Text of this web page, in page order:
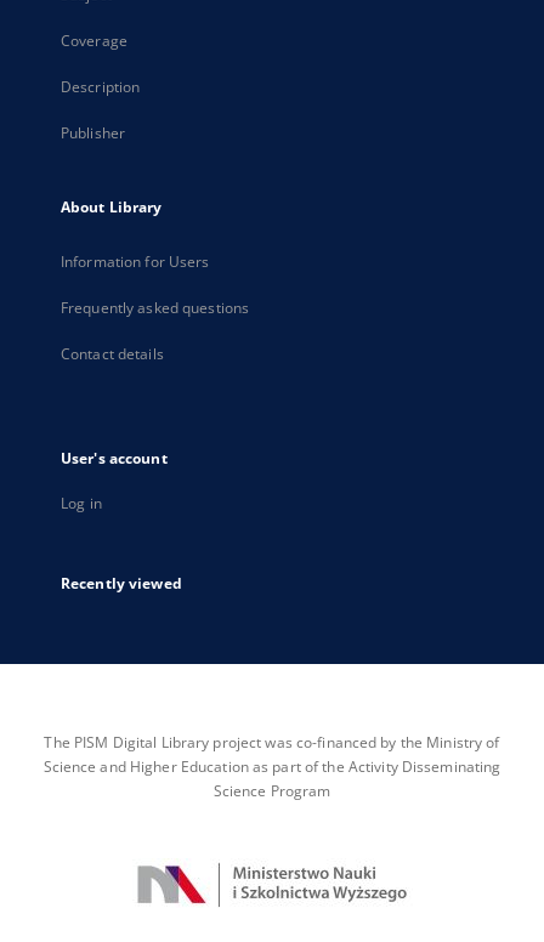
Coverage
Description
Publisher
About Library
Information for Users
Frequently asked questions
Contact details
User's account
Log in
Recently viewed
The PISM Digital Library project was co-financed by the Ministry of
Science and Higher Education as part of the Activity Disseminating
Science Program